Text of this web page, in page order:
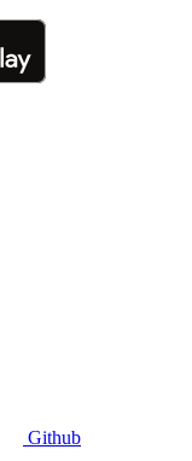
Github